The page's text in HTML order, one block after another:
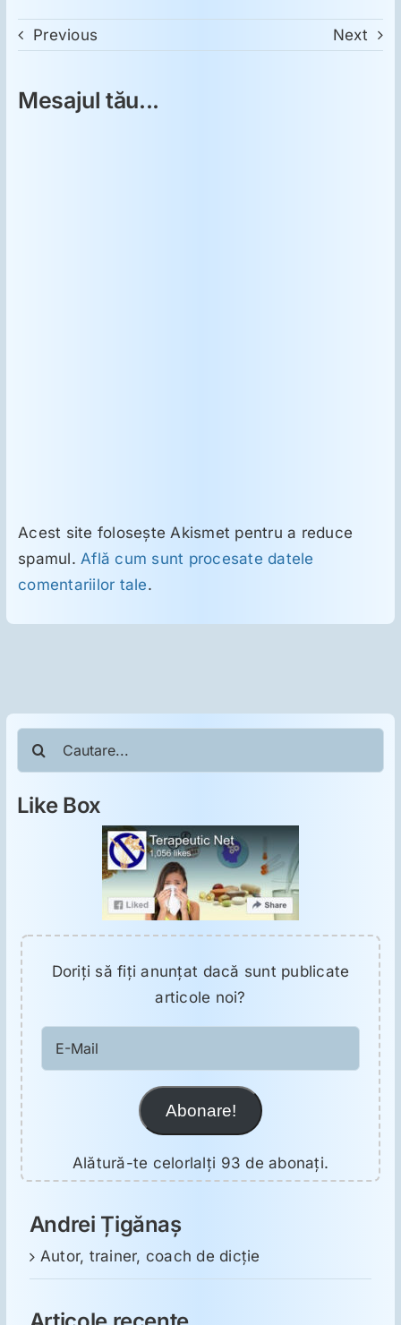
Previous Next
Mesajul tău...
Acest site folosește Akismet pentru a reduce
spamul. Află cum sunt procesate datele
comentariilor tale.
Like Box
Doriţi să fiţi anunţat dacă sunt publicate
articole noi?
Mail
Abonare!
Alătură-te celorlalți 93 de abonați.
Andrei Țigănaș
Autor, trainer, coach de dicție